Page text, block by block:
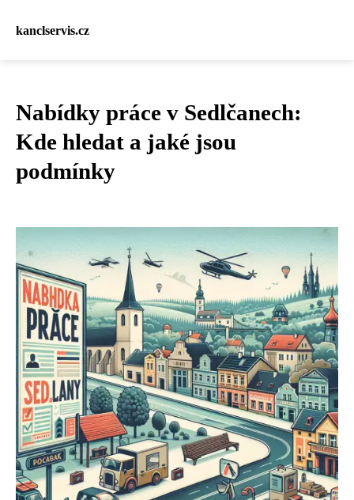
kanclservis.cz
Nabídky práce v Sedlčanech:
Kde hledat a jaké jsou
podmínky